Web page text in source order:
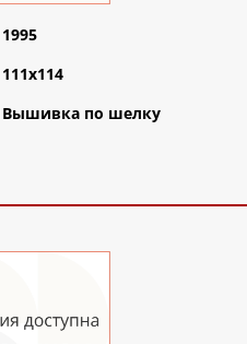
1995
111х114
Вышивка по шелку